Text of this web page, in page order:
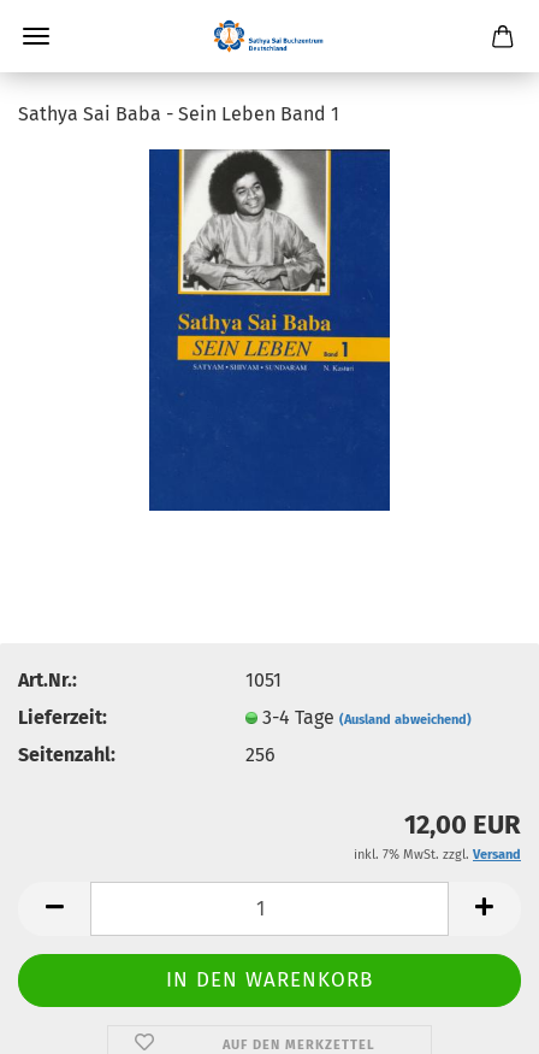
Sathya Sai Baba - Sein Leben Band 1
Art.Nr.:
1051
Lieferzeit:
3-4 Tage(Ausland abweichend)
Seitenzahl: 256
12,00 EUR
inkl. 7% MwSt. zzgl. Versand
AUF DEN MERKZETTEL